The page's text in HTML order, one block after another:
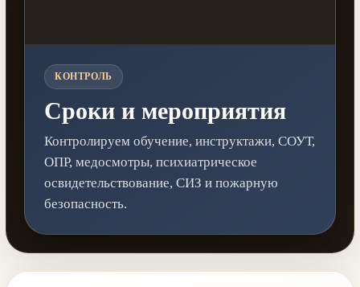
КОНТРОЛЬ
Сроки и мероприятия
Контролируем обучение, инструктажи, СОУТ,
ОПР, медосмотры, психиатрическое
освидетельствование, СИЗ и пожарную
безопасность.